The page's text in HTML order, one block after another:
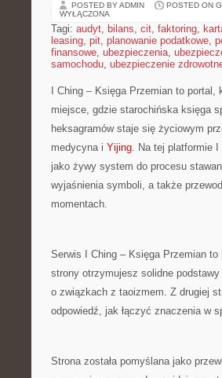
POSTED BY ADMIN POSTED ON
WYŁĄCZONA
Tagi: audyt, bilans, cit, faktoring,
leasing, pit, planowanie podatkowe,
finansowe, ubezpieczenia,
samochodu, ubezpieczenie
I Ching – Księga Przemian to
miejsce, gdzie starochińska księga
heksagramów staje się życiowym
medycyna i Yijing. Na tej platformie
jako żywy system do procesu
wyjaśnienia symboli, a także
momentach.
Serwis I Ching – Księga Przemian
strony otrzymujesz solidne
o związkach z taoizmem. Z drugiej
odpowiedź, jak łączyć znaczenia w
Strona została pomyślana jako